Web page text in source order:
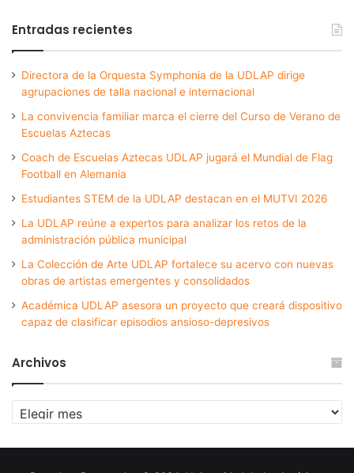
Entradas recientes
Directora de la Orquesta Symphonia de la UDLAP dirige
agrupaciones de talla nacional e internacional
La convivencia familiar marca el cierre del Curso de Verano de
Escuelas Aztecas
Coach de Escuelas Aztecas UDLAP jugará el Mundial de Flag
Football en Alemania
Estudiantes STEM de la UDLAP destacan en el MUTVI 2026
La UDLAP reúne a expertos para analizar los retos de la
administración pública municipal
La Colección de Arte UDLAP fortalece su acervo con nuevas
obras de artistas emergentes y consolidados
Académica UDLAP asesora un proyecto que creará dispositivo
capaz de clasificar episodios ansioso-depresivos
Archivos
Archivos